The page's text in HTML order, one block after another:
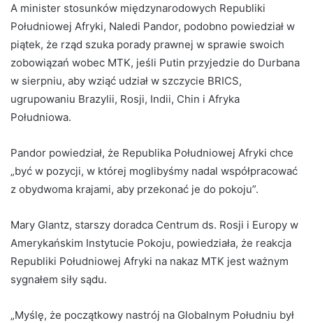
A minister stosunków międzynarodowych Republiki
Południowej Afryki, Naledi Pandor, podobno powiedział w
piątek, że rząd szuka porady prawnej w sprawie swoich
zobowiązań wobec MTK, jeśli Putin przyjedzie do Durbana
w sierpniu, aby wziąć udział w szczycie BRICS,
ugrupowaniu Brazylii, Rosji, Indii, Chin i Afryka
Południowa.
Pandor powiedział, że Republika Południowej Afryki chce
„być w pozycji, w której moglibyśmy nadal współpracować
z obydwoma krajami, aby przekonać je do pokoju”.
Mary Glantz, starszy doradca Centrum ds. Rosji i Europy w
Amerykańskim Instytucie Pokoju, powiedziała, że ​​reakcja
Republiki Południowej Afryki na nakaz MTK jest ważnym
sygnałem siły sądu.
„Myślę, że początkowy nastrój na Globalnym Południu był